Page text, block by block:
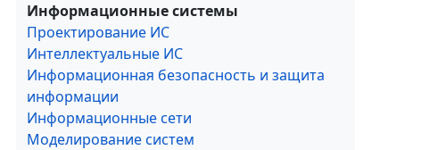
Информационные системы
Проектирование ИС
Интеллектуальные ИС
Информационная безопасность и защита
информации
Информационные сети
Моделирование систем